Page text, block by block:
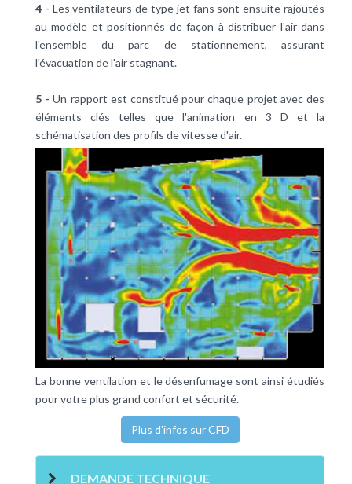
4 - Les ventilateurs de type jet fans sont ensuite rajoutés
au modèle et positionnés de façon à distribuer l'air dans
l'ensemble du parc de stationnement, assurant
l'évacuation de l'air stagnant.
5 - Un rapport est constitué pour chaque projet avec des
éléments clés telles que l'animation en 3 D et la
schématisation des profils de vitesse d'air.
La bonne ventilation et le désenfumage sont ainsi étudiés
pour votre plus grand confort et sécurité.
Plus d'infos sur CFD
DEMANDE TECHNIQUE